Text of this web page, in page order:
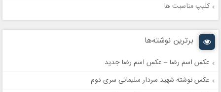
کلیپ مناسبت ها
برترین نوشته‌ها
عکس اسم رضا – عکس اسم رضا جدید
عکس نوشته شهید سردار سلیمانی سری دوم